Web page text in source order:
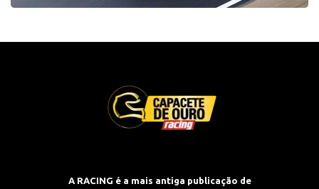
A RACING é a mais antiga publicação de